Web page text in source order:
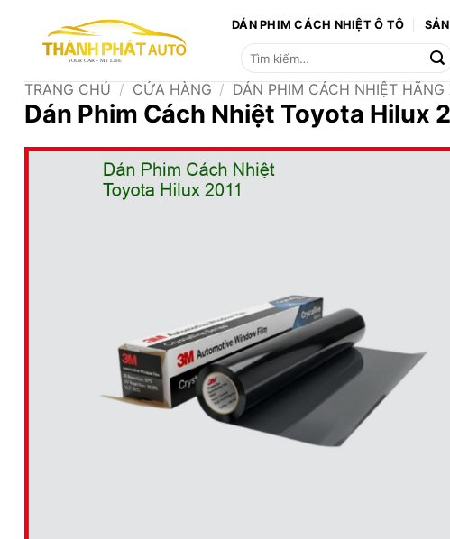
dung
DÁN PHIM CÁCH NHIỆT Ô TÔ
Tìm
TRANG CHỦ / CỬA HÀNG / DÁN PHIM CÁCH NHIỆT HÃNG
Dán Phim Cách Nhiệt Toyota Hilux